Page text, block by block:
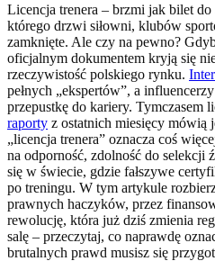
Licencja trenera – brzmi jak bilet
którego drzwi siłowni, klubów
zamknięte. Ale czy na pewno?
oficjalnym dokumentem kryją się
rzeczywistość polskiego rynku.
pełnych „ekspertów”, a
przepustkę do kariery. Tymczasem
raporty z ostatnich miesięcy mówią
„licencja trenera” oznacza coś
na odporność, zdolność do selekcji
się w świecie, gdzie fałszywe
po treningu. W tym artykule
prawnych haczyków, przez
rewolucję, która już dziś zmienia
salę – przeczytaj, co naprawdę
brutalnych prawd musisz się